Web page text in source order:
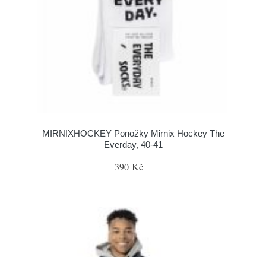
MIRNIXHOCKEY Ponožky Mirnix Hockey The
Everday, 40-41
390 Kč